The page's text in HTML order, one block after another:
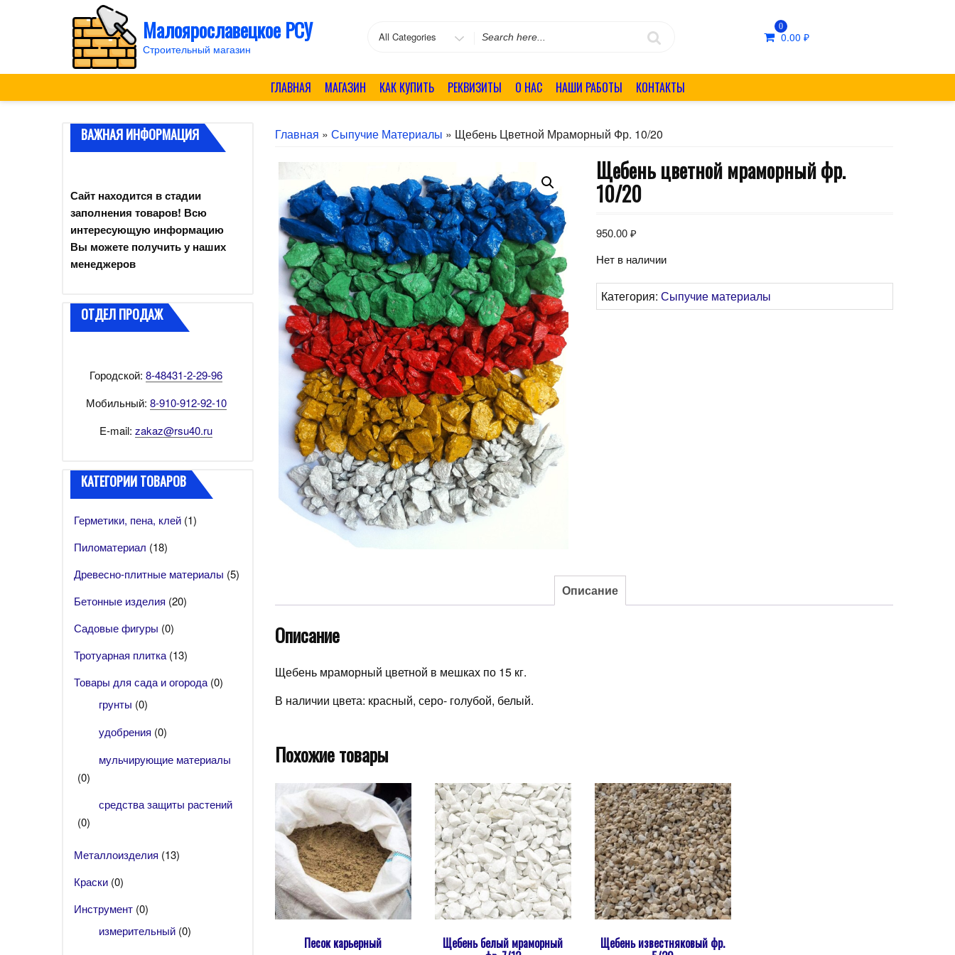
Малоярославецкое РСУ
Строительный магазин
Search
0
0.00₽
ГЛАВНАЯ МАГАЗИН КАК КУПИТЬ РЕКВИЗИТЫ О НАС НАШИ РАБОТЫ КОНТАКТЫ
ВАЖНАЯ ИНФОРМАЦИЯ
Сайт находится в стадии
заполнения товаров! Всю
интересующую информацию
Вы можете получить у наших
менеджеров
ОТДЕЛ ПРОДАЖ
Городской: 8-48431-2-29-96
Мобильный: 8-910-912-92-10
E-mail: zakaz@rsu40.ru
КАТЕГОРИИ ТОВАРОВ
Герметики, пена, клей (1)
Пиломатериал (18)
Древесно-плитные материалы (5)
Бетонные изделия (20)
Садовые фигуры (0)
Тротуарная плитка (13)
Товары для сада и огорода (0)
грунты (0)
удобрения (0)
мульчирующие материалы
(0)
средства защиты растений
(0)
Металлоизделия (13)
Краски (0)
Инструмент (0)
измерительный (0)
Главная » Сыпучие Материалы » Щебень Цветной Мраморный Фр. 10/20
Щебень цветной мраморный фр.
10/20
950.00₽
Нет в наличии
Категория:Сыпучие материалы
Описание
Описание
Щебень мраморный цветной в мешках по 15 кг.
В наличии цвета: красный, серо- голубой, белый.
Похожие товары
Песок карьерный Щебень белый мраморный Щебень известняковый фр.